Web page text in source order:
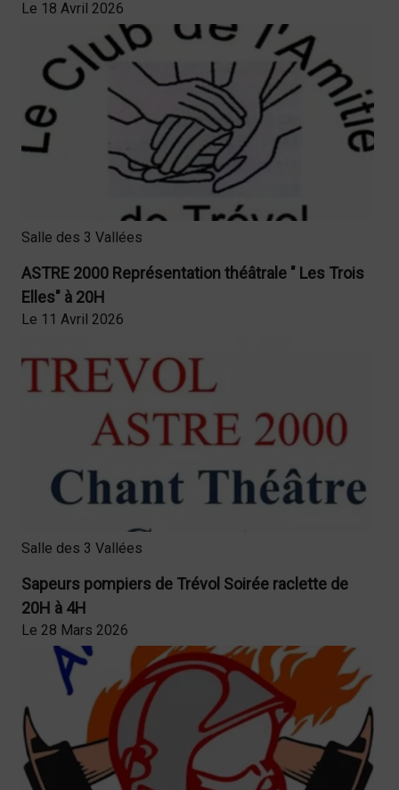
Le 18 Avril 2026
Salle des 3 Vallées
ASTRE 2000 Représentation théâtrale " Les Trois
Elles" à 20H
Le 11 Avril 2026
Salle des 3 Vallées
Sapeurs pompiers de Trévol Soirée raclette de
20H à 4H
Le 28 Mars 2026